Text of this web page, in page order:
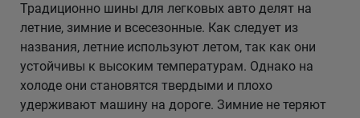
Традиционно шины для легковых авто делят на
летние, зимние и всесезонные. Как следует из
названия, летние используют летом, так как они
устойчивы к высоким температурам. Однако на
холоде они становятся твердыми и плохо
удерживают машину на дороге. Зимние не теряют